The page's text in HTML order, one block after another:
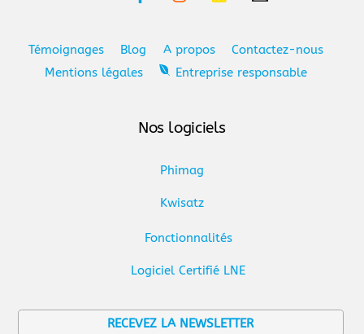
Témoignages Blog A propos
Contactez-nous
Mentions légales
Entreprise responsable
Nos logiciels
Phimag
Kwisatz
Fonctionnalités
Logiciel Certifié LNE
RECEVEZ LA NEWSLETTER